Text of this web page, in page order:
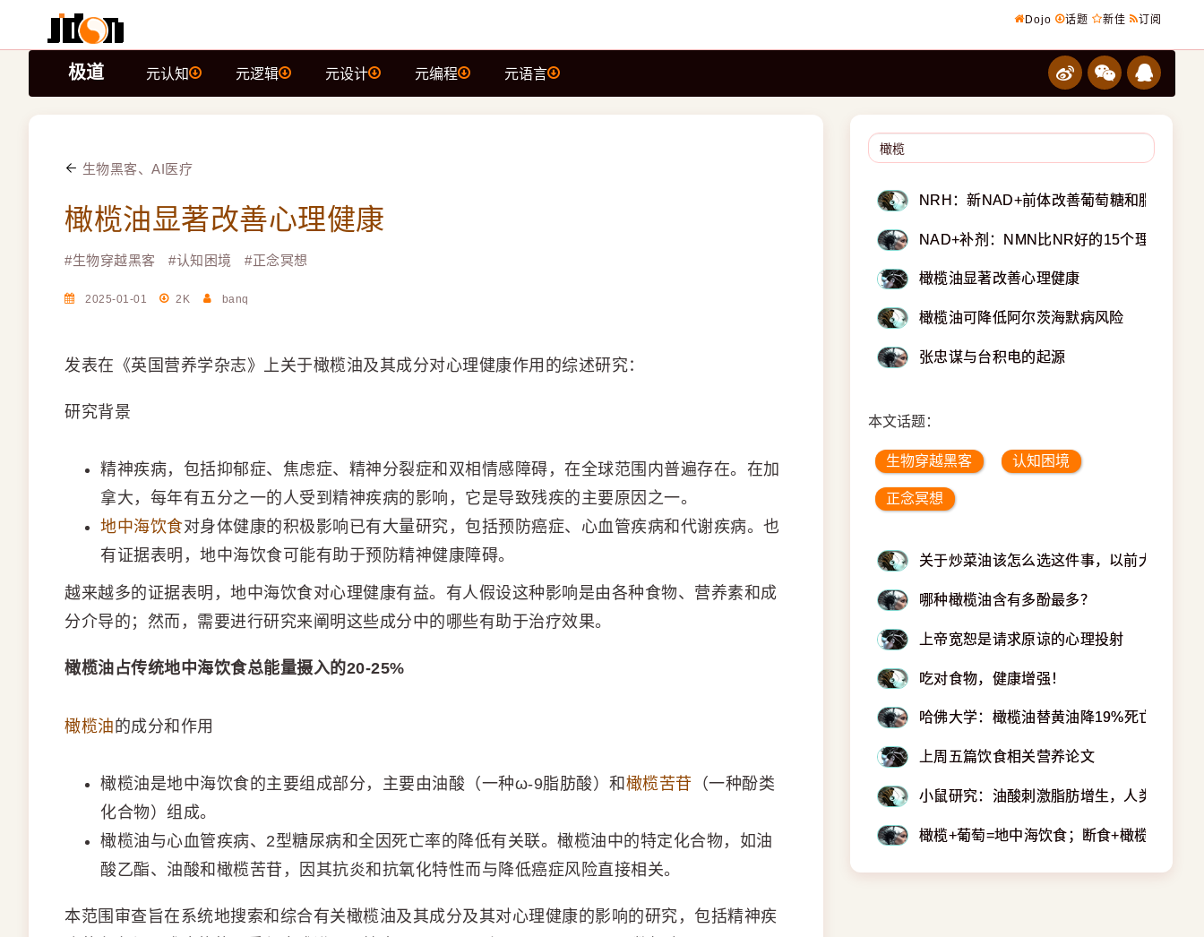
Dojo 话题 新佳 订阅
极道 元认知 元逻辑 元设计 元编程 元语言
生物黑客、AI医疗
橄榄油显著改善心理健康
#生物穿越黑客 #认知困境 #正念冥想
2025-01-01 2K banq
发表在《英国营养学杂志》上关于橄榄油及其成分对心理健康作用的综述研究：
研究背景
精神疾病，包括抑郁症、焦虑症、精神分裂症和双相情感障碍，在全球范围内普遍存在。在加
拿大，每年有五分之一的人受到精神疾病的影响，它是导致残疾的主要原因之一。
地中海饮食对身体健康的积极影响已有大量研究，包括预防癌症、心血管疾病和代谢疾病。也
有证据表明，地中海饮食可能有助于预防精神健康障碍。
越来越多的证据表明，地中海饮食对心理健康有益。有人假设这种影响是由各种食物、营养素和成
分介导的；然而，需要进行研究来阐明这些成分中的哪些有助于治疗效果。
橄榄油占传统地中海饮食总能量摄入的20-25%
橄榄油的成分和作用
橄榄油是地中海饮食的主要组成部分，主要由油酸（一种ω-9脂肪酸）和 橄榄苦苷 （一种酚类
化合物）组成。
橄榄油与心血管疾病、2型糖尿病和全因死亡率的降低有关联。橄榄油中的特定化合物，如油
酸乙酯、油酸和橄榄苦苷，因其抗炎和抗氧化特性而与降低癌症风险直接相关。
本范围审查旨在系统地搜索和综合有关橄榄油及其成分及其对心理健康的影响的研究，包括精神疾
NRH：新NAD+前体改善葡萄糖和脂肪代谢
NAD+补剂：NMN比NR好的15个理由！
橄榄油显著改善心理健康
橄榄油可降低阿尔茨海默病风险
张忠谋与台积电的起源
本文话题：
生物穿越黑客 认知困境
正念冥想
关于炒菜油该怎么选这件事，以前大家都搞
哪种橄榄油含有多酚最多？
上帝宽恕是请求原谅的心理投射
吃对食物，健康增强！
哈佛大学：橄榄油替黄油降19%死亡风险
上周五篇饮食相关营养论文
小鼠研究：油酸刺激脂肪增生，人类待验证
橄榄+葡萄=地中海饮食；断食+橄榄油=健